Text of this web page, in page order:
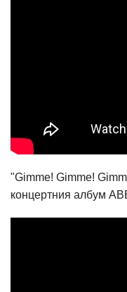
"Gimme! Gimme!
концертния албум